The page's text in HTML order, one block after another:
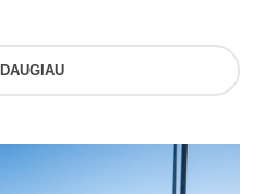
DAUGIAU